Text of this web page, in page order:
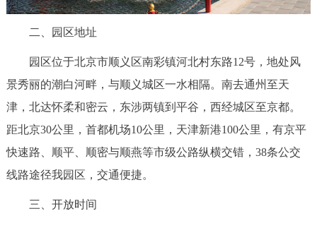
二、园区地址
园区位于北京市顺义区南彩镇河北村东路12号，地处风
景秀丽的潮白河畔，与顺义城区一水相隔。南去通州至天
津，北达怀柔和密云，东涉两镇到平谷，西经城区至京都。
距北京30公里，首都机场10公里，天津新港100公里，有京平
快速路、顺平、顺密与顺燕等市级公路纵横交错，38条公交
线路途径我园区，交通便捷。
三、开放时间